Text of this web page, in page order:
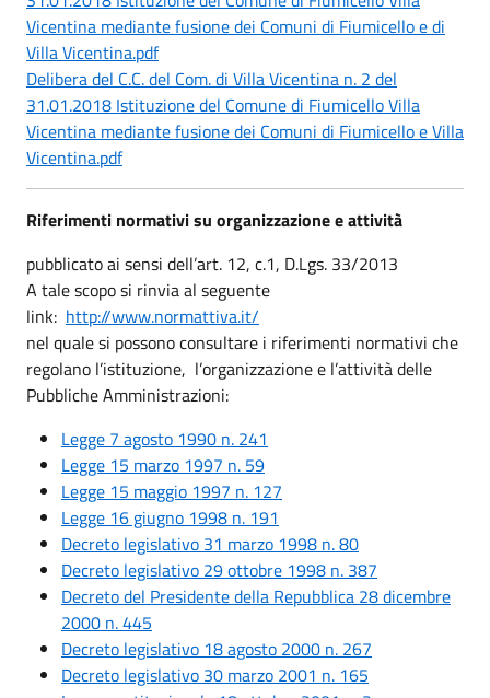
Vicentina mediante fusione dei Comuni di Fiumicello e di
Villa Vicentina.pdf
Delibera del C.C. del Com. di Villa Vicentina n. 2 del
31.01.2018 Istituzione del Comune di Fiumicello Villa
Vicentina mediante fusione dei Comuni di Fiumicello e Villa
Vicentina.pdf
Riferimenti normativi su organizzazione e attività
pubblicato ai sensi dell’art. 12, c.1, D.Lgs. 33/2013
A tale scopo si rinvia al seguente
link: http://www.normattiva.it/
nel quale si possono consultare i riferimenti normativi che
regolano l’istituzione, l’organizzazione e l’attività delle
Pubbliche Amministrazioni:
Legge 7 agosto 1990 n. 241
Legge 15 marzo 1997 n. 59
Legge 15 maggio 1997 n. 127
Legge 16 giugno 1998 n. 191
Decreto legislativo 31 marzo 1998 n. 80
Decreto legislativo 29 ottobre 1998 n. 387
Decreto del Presidente della Repubblica 28 dicembre
2000 n. 445
Decreto legislativo 18 agosto 2000 n. 267
Decreto legislativo 30 marzo 2001 n. 165